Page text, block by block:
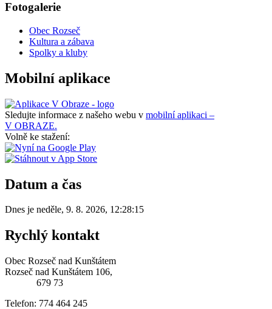
Fotogalerie
Obec Rozseč
Kultura a zábava
Spolky a kluby
Mobilní aplikace
Sledujte informace z našeho webu v mobilní aplikaci –
V OBRAZE.
Volně ke stažení:
Datum a čas
Dnes je neděle, 9. 8. 2026, 12:28:15
Rychlý kontakt
Obec Rozseč nad Kunštátem
Rozseč nad Kunštátem 106,
679 73
Telefon: 774 464 245